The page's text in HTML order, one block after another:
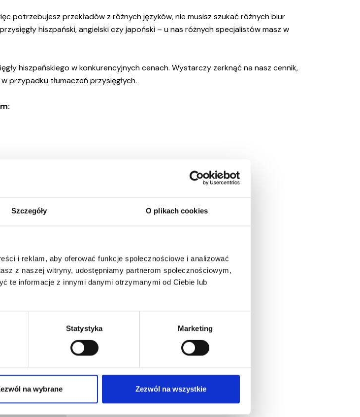
Szczegóły O plikach cookies
i reklam, aby oferować funkcje społecznościowe i analizować
z naszej witryny, udostępniamy partnerom społecznościowym,
te informacje z innymi danymi otrzymanymi od Ciebie lub
Statystyka Marketing
na wybrane Zezwól na wszystkie
potrzebujesz przekładów z różnych języków, nie musisz szukać różnych biur
hiszpański, angielski czy japoński – u nas różnych specjalistów masz w
hiszpańskiego w konkurencyjnych cenach. Wystarczy zerknąć na nasz cennik,
przypadku tłumaczeń przysięgłych.
online*
55 PLN
69 PLN
60 PLN
70 PLN
75 PLN